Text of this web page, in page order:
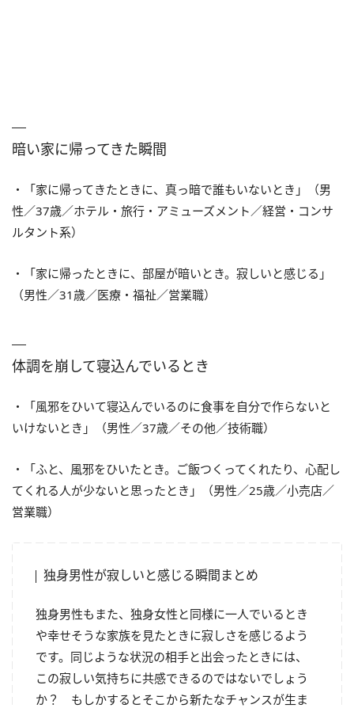
暗い家に帰ってきた瞬間
・「家に帰ってきたときに、真っ暗で誰もいないとき」（男
性／37歳／ホテル・旅行・アミューズメント／経営・コンサ
ルタント系）
・「家に帰ったときに、部屋が暗いとき。寂しいと感じる」
（男性／31歳／医療・福祉／営業職）
体調を崩して寝込んでいるとき
・「風邪をひいて寝込んでいるのに食事を自分で作らないと
いけないとき」（男性／37歳／その他／技術職）
・「ふと、風邪をひいたとき。ご飯つくってくれたり、心配し
てくれる人が少ないと思ったとき」（男性／25歳／小売店／
営業職）
独身男性が寂しいと感じる瞬間まとめ
独身男性もまた、独身女性と同様に一人でいるとき
や幸せそうな家族を見たときに寂しさを感じるよう
です。同じような状況の相手と出会ったときには、
この寂しい気持ちに共感できるのではないでしょう
か？ もしかするとそこから新たなチャンスが生ま